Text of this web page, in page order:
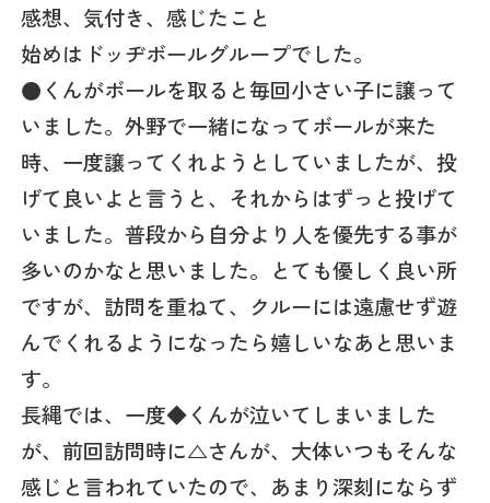
感想、気付き、感じたこと
始めはドッヂボールグループでした。
●くんがボールを取ると毎回小さい子に譲って
いました。外野で一緒になってボールが来た
時、一度譲ってくれようとしていましたが、投
げて良いよと言うと、それからはずっと投げて
いました。普段から自分より人を優先する事が
多いのかなと思いました。とても優しく良い所
ですが、訪問を重ねて、クルーには遠慮せず遊
んでくれるようになったら嬉しいなあと思いま
す。
長縄では、一度◆くんが泣いてしまいました
が、前回訪問時に△さんが、大体いつもそんな
感じと言われていたので、あまり深刻にならず